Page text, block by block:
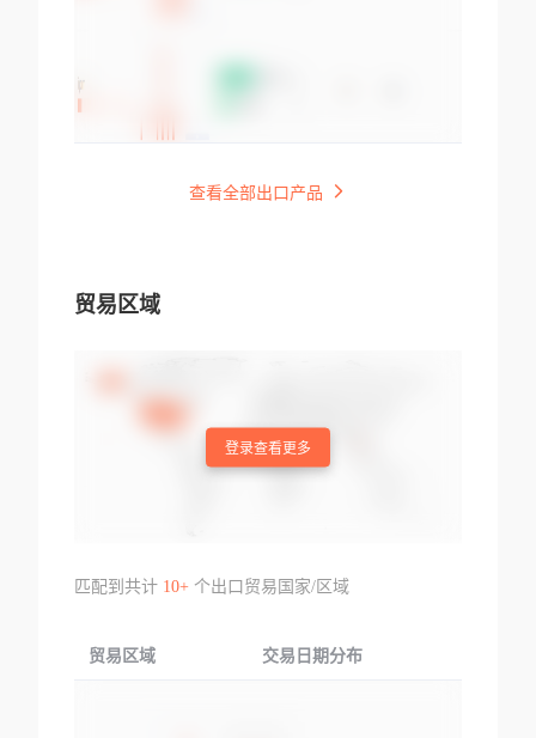
查看全部出口产品
贸易区域
登录查看更多
匹配到共计 10+个出口贸易国家/区域
贸易区域 交易日期分布